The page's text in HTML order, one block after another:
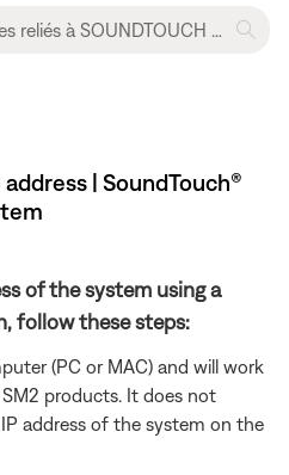
| SoundTouch®
of the system using a
follow these steps:
(PC or MAC) and will work
SM2 products. It does not
address of the system on the